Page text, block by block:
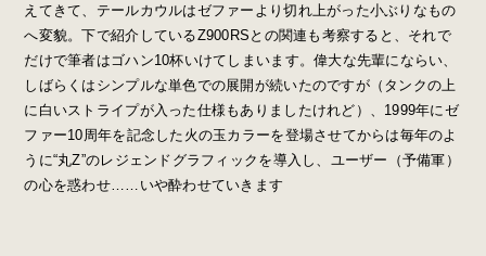
えてきて、テールカウルはゼファーより切れ上がった小ぶりなもの
へ変貌。下で紹介しているZ900RSとの関連も考察すると、それで
だけで筆者はゴハン10杯いけてしまいます。偉大な先輩にならい、
しばらくはシンプルな単色での展開が続いたのですが（タンクの上
に白いストライプが入った仕様もありましたけれど）、1999年にゼ
ファー10周年を記念した火の玉カラーを登場させてからは毎年のよ
うに“丸Z”のレジェンドグラフィックを導入し、ユーザー（予備軍）
の心を惑わせ……いや酔わせていきます